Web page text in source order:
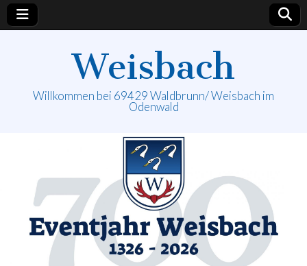
Weisbach
Willkommen bei 69429 Waldbrunn/ Weisbach im
Odenwald